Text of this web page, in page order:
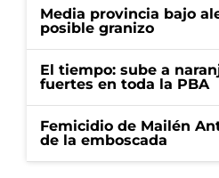
Media provincia bajo
posible granizo
El tiempo: sube a
fuertes en toda la PBA
Femicidio de Mailén
de la emboscada